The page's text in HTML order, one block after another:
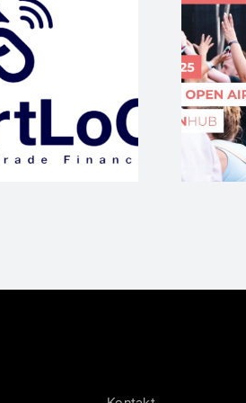
wieder
beim
#SOA